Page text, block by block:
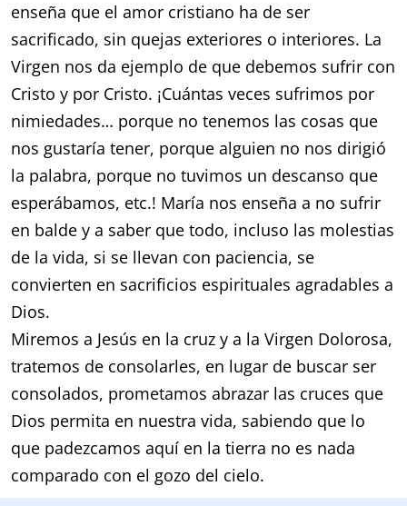
enseña que el amor cristiano ha de ser
sacrificado, sin quejas exteriores o interiores. La
Virgen nos da ejemplo de que debemos sufrir con
Cristo y por Cristo. ¡Cuántas veces sufrimos por
nimiedades… porque no tenemos las cosas que
nos gustaría tener, porque alguien no nos dirigió
la palabra, porque no tuvimos un descanso que
esperábamos, etc.! María nos enseña a no sufrir
en balde y a saber que todo, incluso las molestias
de la vida, si se llevan con paciencia, se
convierten en sacrificios espirituales agradables a
Dios.
Miremos a Jesús en la cruz y a la Virgen Dolorosa,
tratemos de consolarles, en lugar de buscar ser
consolados, prometamos abrazar las cruces que
Dios permita en nuestra vida, sabiendo que lo
que padezcamos aquí en la tierra no es nada
comparado con el gozo del cielo.